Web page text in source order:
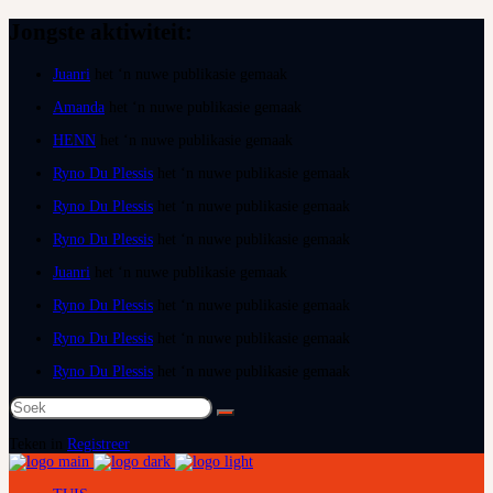
Juanri
Amanda
HENN
Ryno Du Plessis
Ryno Du Plessis
Ryno Du Plessis
Juanri
Ryno Du Plessis
Ryno Du Plessis
Ryno Du Plessis
Soek
na:
Registreer